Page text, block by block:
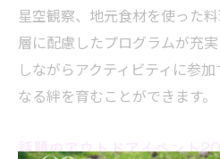
星空観察、地元食材を使った
層に配慮したプログラムが充
しながらアクティビティに参
なる絆を育むことができます。
話題のアウトドアイベント